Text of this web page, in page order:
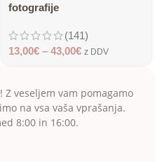
fotografije
(141)
13,00€ – 43,00€ z DDV
Z veseljem vam pomagamo
na vsa vaša vprašanja.
8:00 in 16:00.